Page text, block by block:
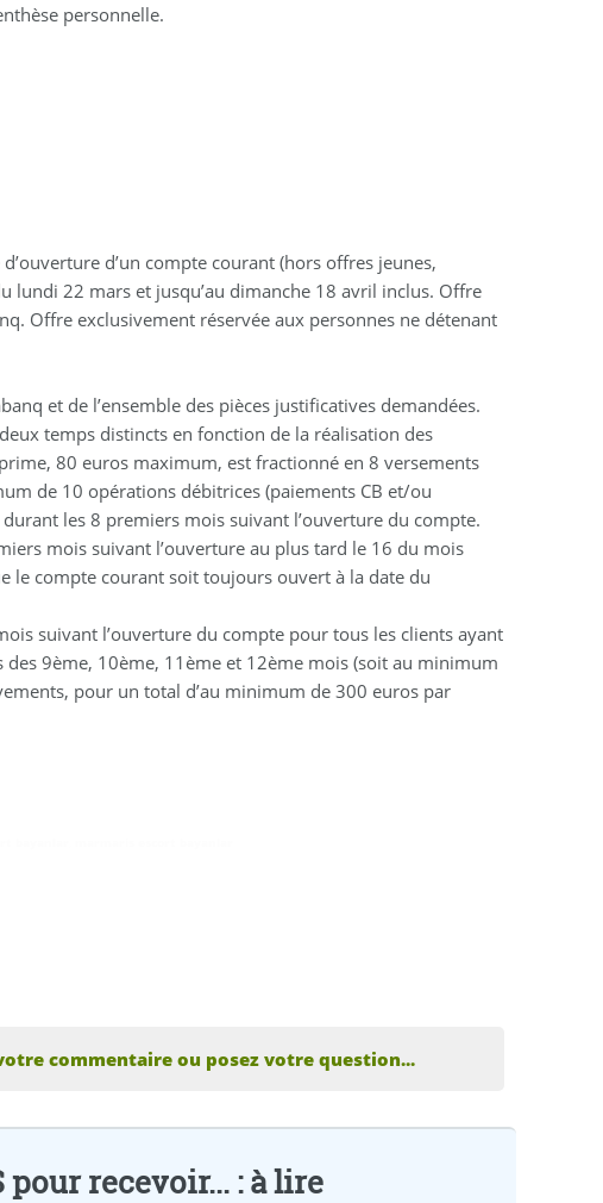
personnelle.
d’un compte courant (hors offres jeunes,
22 mars et jusqu’au dimanche 18 avril inclus. Offre
Offre exclusivement réservée aux personnes ne détenant
et de l’ensemble des pièces justificatives demandées.
temps distincts en fonction de la réalisation des
80 euros maximum, est fractionné en 8 versements
de 10 opérations débitrices (paiements CB et/ou
les 8 premiers mois suivant l’ouverture du compte.
mois suivant l’ouverture au plus tard le 16 du mois
le compte courant soit toujours ouvert à la date du
suivant l’ouverture du compte pour tous les clients ayant
9ème, 10ème, 11ème et 12ème mois (soit au minimum
pour un total d’au minimum de 300 euros par
commentaire ou posez votre question...
pour recevoir... : à lire